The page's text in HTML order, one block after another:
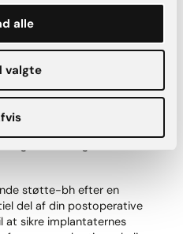
alle
valgte
og bør undgås i den
Overhold alle aftalte
som forventet.
støtte-bh efter en
del af din postoperative
at sikre implantaternes